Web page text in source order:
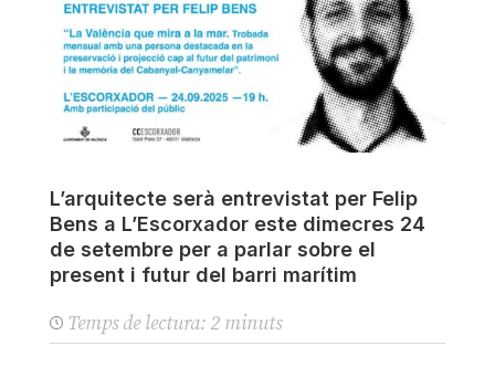
L’arquitecte serà entrevistat per Felip
Bens a L’Escorxador este dimecres 24
de setembre per a parlar sobre el
present i futur del barri marítim
Temps de lectura: 2 minuts